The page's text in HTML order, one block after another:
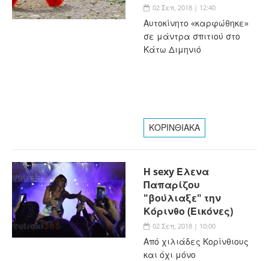
02 Σεπ, 2018 | 12:40
Αυτοκίνητο «καρφώθηκε»
σε μάντρα σπιτιού στο
Κάτω Διμηνιό
ΚΟΡΙΝΘΙΑΚΑ
Η sexy Έλενα
Παπαρίζου
"βούλιαξε" την
Κόρινθο (Εικόνες)
02 Σεπ, 2018 | 10:00
Από χιλιάδες Κορίνθιους
και όχι μόνο